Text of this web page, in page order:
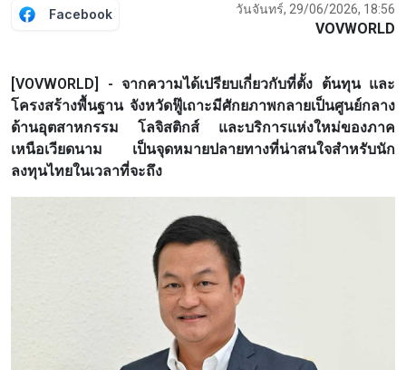
Facebook วันจันทร์, 29/06/2026, 18:56
VOVWORLD
[VOVWORLD] - จากความได้เปรียบเกี่ยวกับที่ตั้ง ต้นทุน และ
โครงสร้างพื้นฐาน จังหวัดฟู๊เถาะมีศักยภาพกลายเป็นศูนย์กลาง
ด้านอุตสาหกรรม โลจิสติกส์ และบริการแห่งใหม่ของภาค
เหนือเวียดนาม เป็นจุดหมายปลายทางที่น่าสนใจสำหรับนัก
ลงทุนไทยในเวลาที่จะถึง